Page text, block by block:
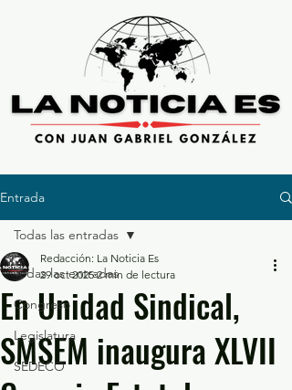
Entrada
Todas las entradas
Congreso
Legislatura
SEDECO
Todas las entradas
En Unidad Sindical,
SMSEM inaugura XLVII
Redacción: La Noticia Es
29 oct 2025 2 min de lectura